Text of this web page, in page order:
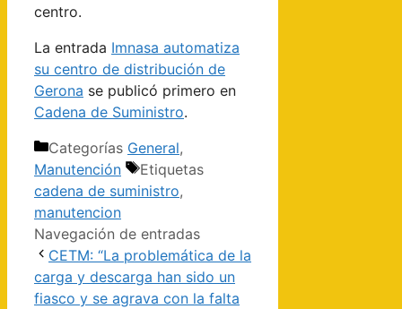
centro.
La entrada Imnasa automatiza
su centro de distribución de
Gerona se publicó primero en
Cadena de Suministro.
Categorías General,
Manutención
Etiquetas
cadena de suministro,
manutencion
Navegación de entradas
CETM: “La problemática de la
carga y descarga han sido un
fiasco y se agrava con la falta